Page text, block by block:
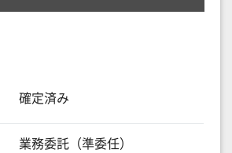
確定済み
業務委託（準委任）